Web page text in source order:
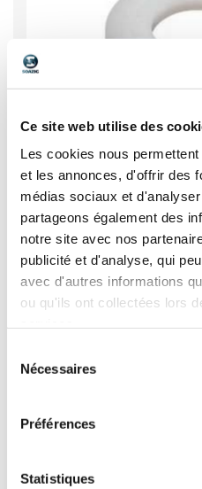
Ce site web utilise des
Les cookies nous
et les annonces, d'offrir des
médias sociaux et
partageons également des
notre site avec nos
publicité et d'analyse, qui
avec d'autres informations
ou qu'ils ont collectées lors
Nécessaires
Préférences
Statistiques
Rondelle polyamide
Voir les